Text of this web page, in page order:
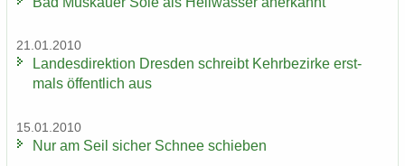
21.01.2010
Lan­des­di­rek­ti­on Dres­den schreibt Kehr­be­zir­ke erst­
mals öf­fent­lich aus
15.01.2010
Nur am Seil si­cher Schnee schie­ben